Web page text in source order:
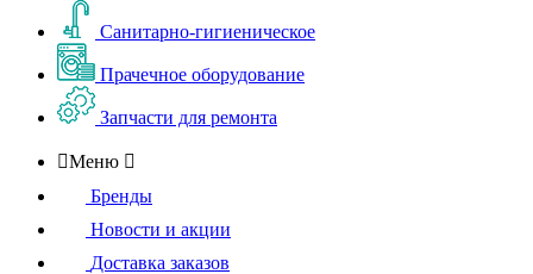
Санитарно-гигиеническое
Прачечное оборудование
Запчасти для ремонта
Меню 
Бренды
Новости и акции
Доставка заказов